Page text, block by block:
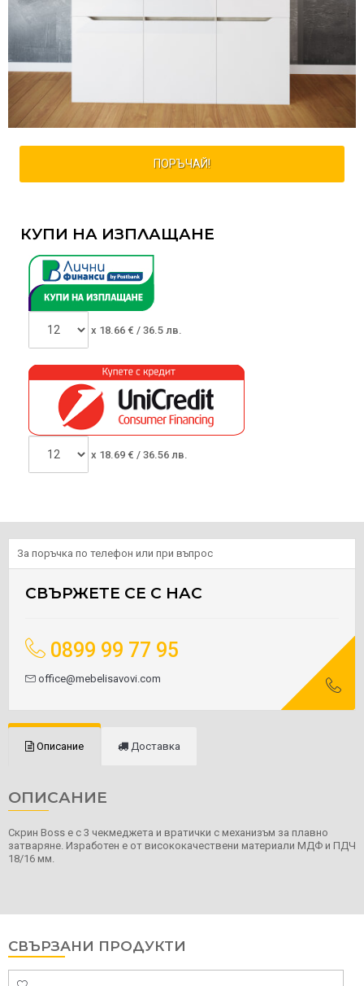
ПОРЪЧАЙ!
КУПИ НА ИЗПЛАЩАНЕ
x 18.66 € / 36.5 лв.
x 18.69 € / 36.56 лв.
За поръчка по телефон или при въпрос
СВЪРЖЕТЕ СЕ С НАС
0899 99 77 95
office@mebelisavovi.com
Описание Доставка
ОПИСАНИЕ
Скрин Boss е с 3 чекмеджета и вратички с механизъм за плавно
затваряне. Изработен е от висококачествени материали МДФ и ПДЧ
18/16 мм.
СВЪРЗАНИ ПРОДУКТИ